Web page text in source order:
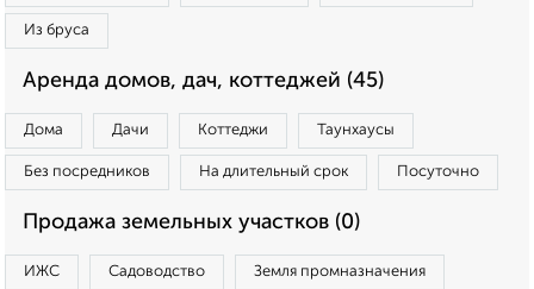
Из бруса
Аренда домов, дач, коттеджей (45)
Дома Дачи Коттеджи Таунхаусы
Без посредников На длительный срок Посуточно
Продажа земельных участков (0)
ИЖС Садоводство Земля промназначения